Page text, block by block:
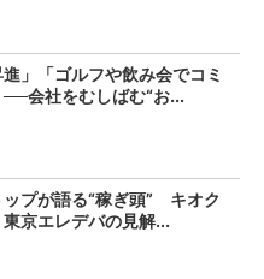
進」「ゴルフや飲み会でコミ
会社をむしばむ“お...
プが語る“稼ぎ頭” キオク
京エレデバの見解...